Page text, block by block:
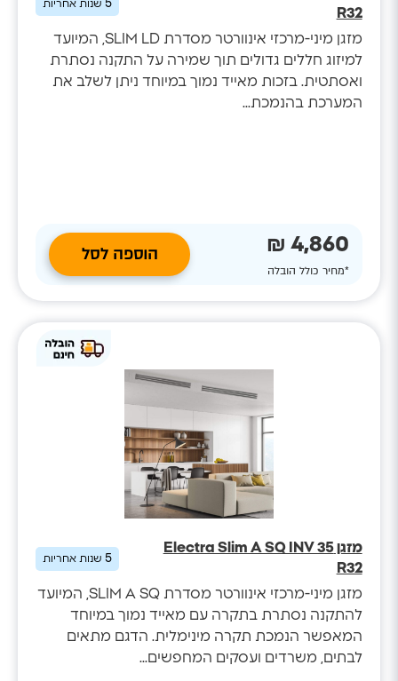
R32
5שנות אחריות
מזגן מיני-מרכזי אינוורטר מסדרת SLIM LD, המיועד
למיזוג חללים גדולים תוך שמירה על התקנה נסתרת
ואסתטית. בזכות מאייד נמוך במיוחד ניתן לשלב את
המערכת בהנמכת...
4,860 ₪
*מחיר כולל הובלה
הוספה לסל
מזגן Electra Slim A SQ INV 35
R32
5שנות אחריות
מזגן מיני-מרכזי אינוורטר מסדרת SLIM A SQ, המיועד
להתקנה נסתרת בתקרה עם מאייד נמוך במיוחד
המאפשר הנמכת תקרה מינימלית. הדגם מתאים
לבתים, משרדים ועסקים המחפשים...